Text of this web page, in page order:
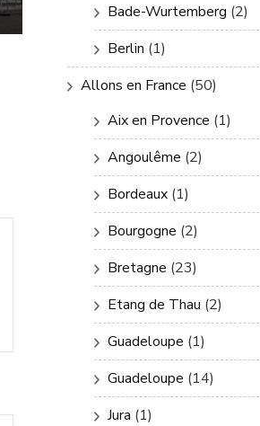
Bade-Wurtemberg (2)
Berlin (1)
Allons en France (50)
Aix en Provence (1)
Angoulême (2)
Bordeaux (1)
Bourgogne (2)
Bretagne (23)
Etang de Thau (2)
Guadeloupe (1)
Guadeloupe (14)
Jura (1)